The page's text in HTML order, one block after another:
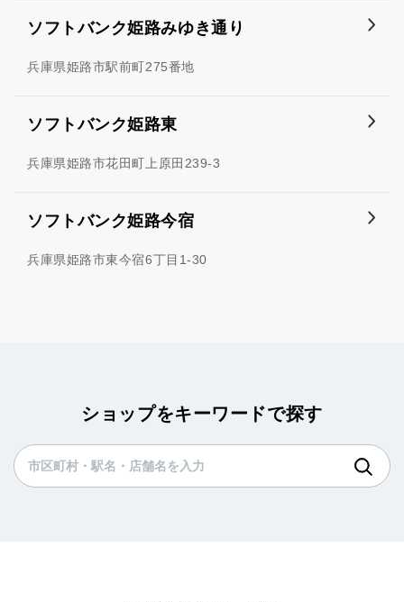
ソフトバンク姫路みゆき通り
兵庫県姫路市駅前町275番地
ソフトバンク姫路東
兵庫県姫路市花田町上原田239-3
ソフトバンク姫路今宿
兵庫県姫路市東今宿6丁目1-30
ショップをキーワードで探す